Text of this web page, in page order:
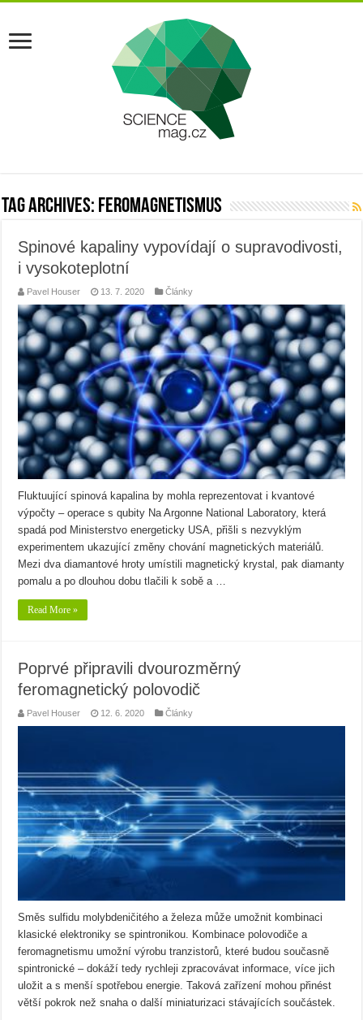
Tag Archives: feromagnetismus
Spinové kapaliny vypovídají o supravodivosti,
i vysokoteplotní
Pavel Houser 13. 7. 2020 Články
Fluktuující spinová kapalina by mohla reprezentovat i kvantové
výpočty – operace s qubity Na Argonne National Laboratory, která
spadá pod Ministerstvo energeticky USA, přišli s nezvyklým
experimentem ukazující změny chování magnetických materiálů.
Mezi dva diamantové hroty umístili magnetický krystal, pak diamanty
pomalu a po dlouhou dobu tlačili k sobě a …
Read More »
Poprvé připravili dvourozměrný
feromagnetický polovodič
Pavel Houser 12. 6. 2020 Články
Směs sulfidu molybdeničitého a železa může umožnit kombinaci
klasické elektroniky se spintronikou. Kombinace polovodiče a
feromagnetismu umožní výrobu tranzistorů, které budou současně
spintronické – dokáží tedy rychleji zpracovávat informace, více jich
uložit a s menší spotřebou energie. Taková zařízení mohou přinést
větší pokrok než snaha o další miniaturizaci stávajících součástek.